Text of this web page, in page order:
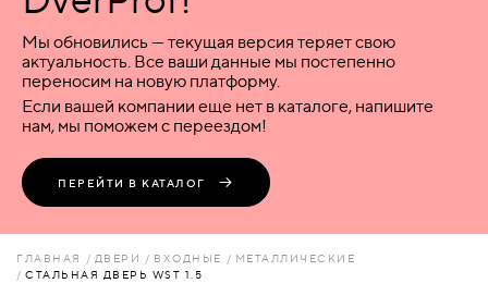
ФУРНИТУРА
ВОРОТА
ПЕРЕГОРОДКИ
Мы обновились — текущая версия теряет свою
актуальность. Все ваши данные мы постепенно
переносим на новую платформу.
Если вашей компании еще нет в каталоге, напишите
нам, мы поможем с переездом!
ПЕРЕЙТИ В КАТАЛОГ
ГЛАВНАЯ ДВЕРИ ВХОДНЫЕ
МЕТАЛЛИЧЕСКИЕ
СТАЛЬНАЯ ДВЕРЬ WST 1.5